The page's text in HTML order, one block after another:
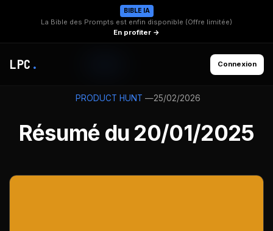
BIBLE IA
La Bible des Prompts est enfin disponible (Offre limitée)
En profiter →
LPC . Connexion
PRODUCT HUNT —25/02/2026
Résumé du 20/01/2025